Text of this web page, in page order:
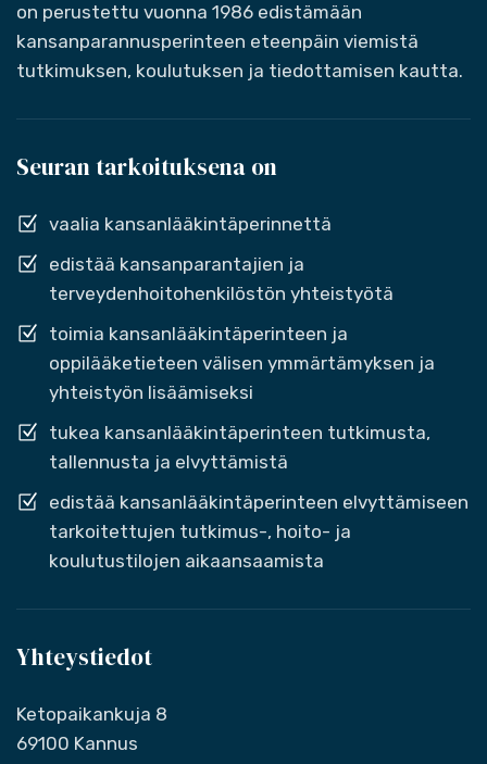
on perustettu vuonna 1986 edistämään
kansanparannusperinteen eteenpäin viemistä
tutkimuksen, koulutuksen ja tiedottamisen kautta.
Seuran tarkoituksena on
vaalia kansanlääkintäperinnettä
edistää kansanparantajien ja
terveydenhoitohenkilöstön yhteistyötä
toimia kansanlääkintäperinteen ja
oppilääketieteen välisen ymmärtämyksen ja
yhteistyön lisäämiseksi
tukea kansanlääkintäperinteen tutkimusta,
tallennusta ja elvyttämistä
edistää kansanlääkintäperinteen elvyttämiseen
tarkoitettujen tutkimus-, hoito- ja
koulutustilojen aikaansaamista
Yhteystiedot
Ketopaikankuja 8
69100 Kannus